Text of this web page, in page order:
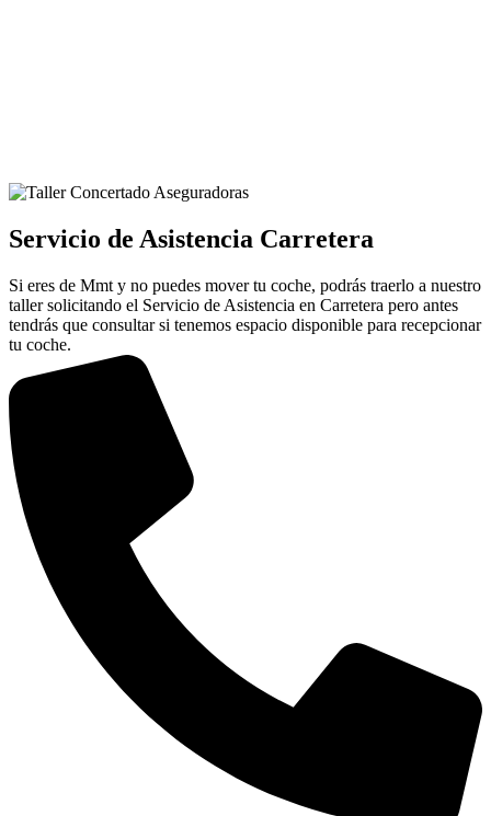
Servicio de Asistencia Carretera
Si eres de Mmt y no puedes mover tu coche, podrás traerlo a nuestro
taller solicitando el Servicio de Asistencia en Carretera pero antes
tendrás que consultar si tenemos espacio disponible para recepcionar
tu coche.